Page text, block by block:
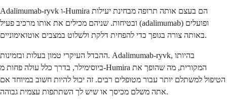
Adalimumab-ryvk ו-Humira הם בעצם אותה תרופה מבחינת יעילות
ובטיחות. שניהם מכילים את אותו מרכיב פעיל (adalimumab) ופועלים
באותה צורה בגופך כדי להפחית דלקת ולשלוט במצבים אוטואימוניים.
ההבדל העיקרי טמון בעלות ובזמינות. Adalimumab-ryvk, בהיותו
ביוסימילר, בדרך כלל עולה פחות מ-Humira המקורית, מה שהופך את
הטיפול למשתלם יותר עבור מטופלים רבים. זה יכול להיות חשוב במיוחד אם
אתה משלם מכיסך או שיש לך השתתפות עצמית גבוהה.